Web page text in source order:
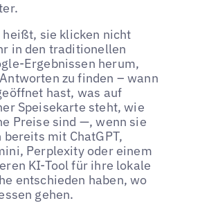
heißt, sie klicken nicht
in den traditionellen
Ergebnissen herum,
zu finden – wann
hast, was auf
Speisekarte steht, wie
Preise sind —, wenn sie
bereits mit ChatGPT,
Perplexity oder einem
KI-Tool für ihre lokale
entschieden haben, wo
gehen.